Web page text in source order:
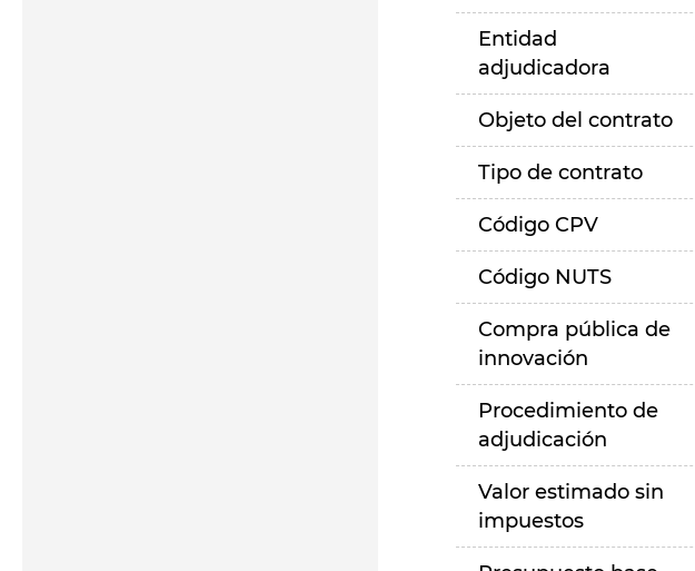
Entidad
adjudicadora
Objeto del contrato
Tipo de contrato
Código CPV
Código NUTS
Compra pública de
innovación
Procedimiento de
adjudicación
Valor estimado sin
impuestos